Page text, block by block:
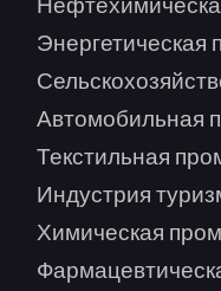
Автомобильная
Текстильная
Индустрия
Химическая